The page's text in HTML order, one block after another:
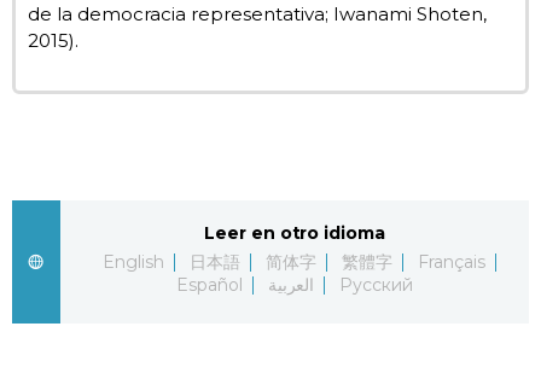
de la democracia representativa; Iwanami Shoten,
2015).
Leer en otro idioma
English
日本語 简体字 繁體字
Français
Español
العربية Русский